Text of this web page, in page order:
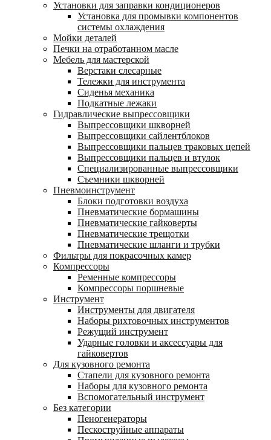
Установки для заправки кондиционеров
Установка для промывки компонентов
системы охлаждения
Мойки деталей
Печки на отработанном масле
Мебель для мастерской
Верстаки слесарные
Тележки для инструмента
Сиденья механика
Подкатные лежаки
Гидравлические выпрессовщики
Выпрессовщики шкворней
Выпрессовщики сайлентблоков
Выпрессовщики пальцев траковых цепей
Выпрессовщики пальцев и втулок
Специализированные выпрессовщики
Cъемники шкворней
Пневмоинструмент
Блоки подготовки воздуха
Пневматические бормашины
Пневматические гайковерты
Пневматические трещотки
Пневматические шланги и трубки
Фильтры для покрасочных камер
Компрессоры
Ременные компрессоры
Компрессоры поршневые
Инструмент
Инструменты для двигателя
Наборы рихтовочных инструментов
Режущий инструмент
Ударные головки и аксессуары для
гайковертов
Для кузовного ремонта
Стапели для кузовного ремонта
Наборы для кузовного ремонта
Вспомогательный инструмент
Без категории
Пеногенераторы
Пескоструйные аппараты